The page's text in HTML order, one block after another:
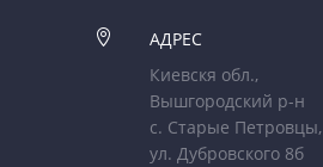

АДРЕС
Киевскя обл.,
Вышгородский р-н
с. Старые Петровцы,
ул. Дубровского 8б